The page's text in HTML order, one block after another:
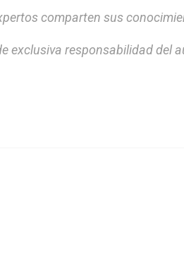
comparten sus
exclusiva responsabilidad del